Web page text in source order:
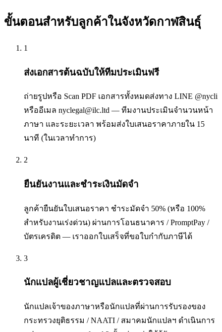
ขั้นตอนสำหรับลูกค้าในจังหวัดกาฬสินธุ์
1
ส่งเอกสารต้นฉบับให้ทีมประเมินฟรี
ถ่ายรูปหรือ Scan PDF เอกสารทั้งหมดส่งทาง LINE @nycli
หรืออีเมล nyclegal@ilc.ltd — ทีมงานประเมินจำนวนหน้า
ภาษา และระยะเวลา พร้อมส่งใบเสนอราคาภายใน 15
นาที (ในเวลาทำการ)
2
ยืนยันงานและชำระเงินมัดจำ
ลูกค้ายืนยันใบเสนอราคา ชำระมัดจำ 50% (หรือ 100%
สำหรับงานเร่งด่วน) ผ่านการโอนธนาคาร / PromptPay /
บัตรเครดิต — เราออกใบเสร็จที่ขอใบกำกับภาษีได้
3
นักแปลผู้เชี่ยวชาญแปลและตรวจสอบ
นักแปลเจ้าของภาษาหรือนักแปลที่ผ่านการรับรองของ
กระทรวงยุติธรรม / NAATI / สมาคมนักแปลฯ ดำเนินการ